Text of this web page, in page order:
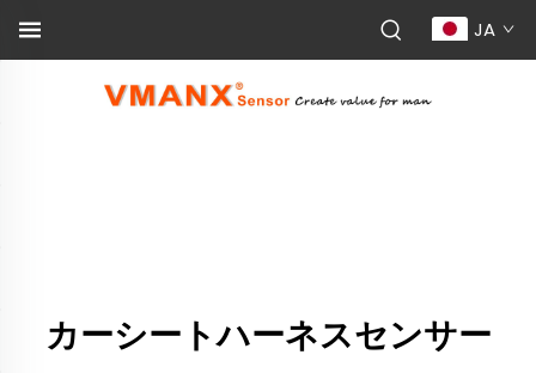
JA
カーシートハーネスセンサー